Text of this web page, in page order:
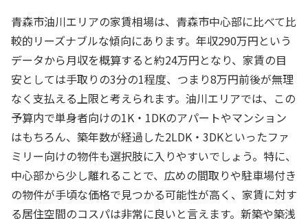
青森市油川エリアの家賃相場は、青森市中心部に比べて比
較的リーズナブルな傾向にあります。年収290万円という
データから月収を概算すると約24万円となり、家賃の目
安としては手取りの3分の1程度、つまり8万円前後が無理
なく支払える上限と考えられます。油川エリアでは、この
予算内で単身者向けの1K・1DKのアパートやマンション
はもちろん、築年数が経過した2LDK・3DKといったファ
ミリー向けの物件も選択肢に入りやすいでしょう。特に、
中心部から少し離れることで、広めの間取りや駐車場付き
の物件が手頃な価格で見つかる可能性が高く、家賃に対す
る居住空間のコスパは非常に良いと言えます。新築や築浅